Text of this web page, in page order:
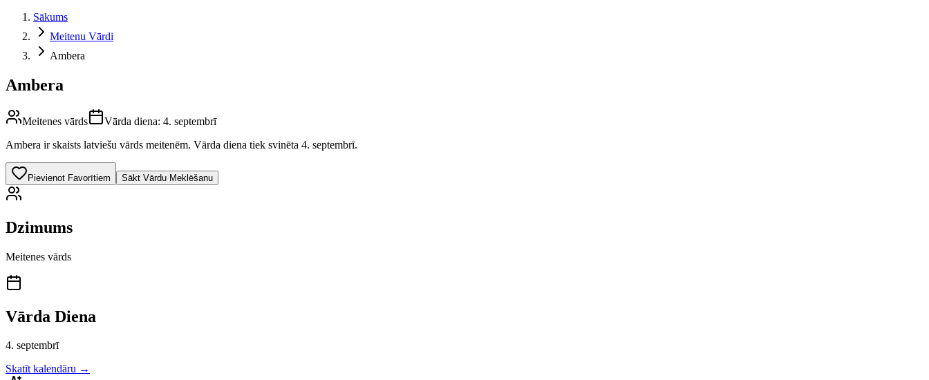
Sākums
Meitenu Vārdi
Ambera
Ambera
Meitenes vārds Vārda diena: 4. septembrī
Ambera ir skaists latviešu vārds meitenēm. Vārda diena tiek svinēta 4. septembrī.
Pievienot Favorītiem Sākt Vārdu Meklēšanu
Dzimums
Meitenes vārds
Vārda Diena
4. septembrī
Skatīt kalendāru →